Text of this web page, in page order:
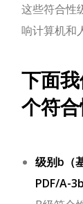
这些符合性
响计算机和
下面
个符合
级别b
PDF/A-3b